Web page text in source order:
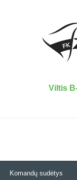
Viltis
Komandų sudėtys